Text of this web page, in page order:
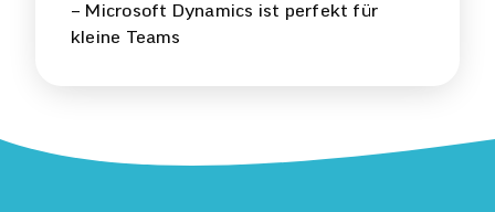
– Microsoft Dynamics ist perfekt für
kleine Teams